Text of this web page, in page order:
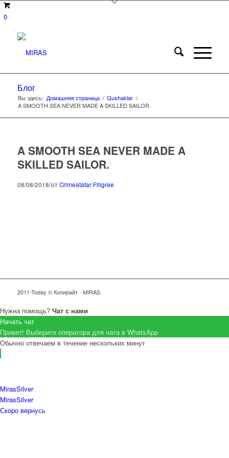
0
Блог
Вы здесь: Домашняя страница / Qushaklar /
A SMOOTH SEA NEVER MADE A SKILLED SAILOR.
A SMOOTH SEA NEVER MADE A
SKILLED SAILOR.
08/08/2018/отCrimeatatar Filigree
2011-Today © Копирайт - MIRAS
Нужна помощь? Чат с нами
Начать чат
Привет! Выберите оператора для чата в WhatsApp
Обычно отвечаем в течение нескольких минут
MirasSilver
MirasSilver
Скоро вернусь